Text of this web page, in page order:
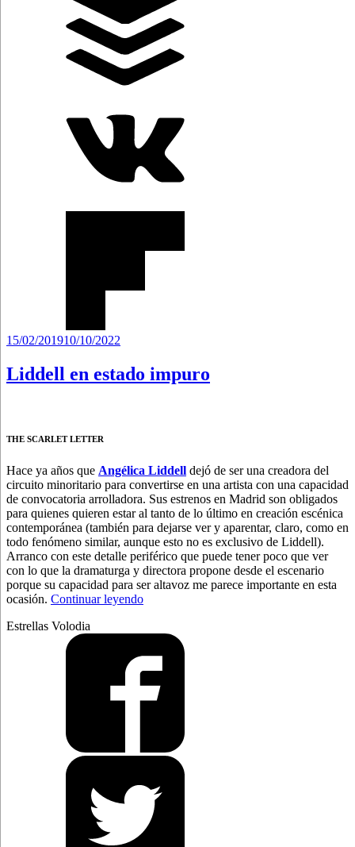
Publicado
15/02/201910/10/2022
Liddell en estado impuro
THE SCARLET LETTER
Hace ya años que Angélica Liddell dejó de ser una creadora del
circuito minoritario para convertirse en una artista con una capacidad
de convocatoria arrolladora. Sus estrenos en Madrid son obligados
para quienes quieren estar al tanto de lo último en creación escénica
contemporánea (también para dejarse ver y aparentar, claro, como en
todo fenómeno similar, aunque esto no es exclusivo de Liddell).
Arranco con este detalle periférico que puede tener poco que ver
con lo que la dramaturga y directora propone desde el escenario
porque su capacidad para ser altavoz me parece importante en esta
ocasión. Continuar leyendo“Liddell
impuro”
Estrellas Volodia